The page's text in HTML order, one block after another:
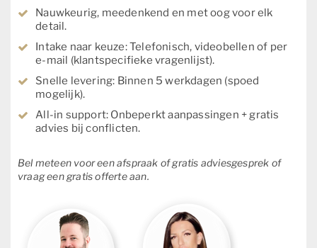
Nauwkeurig, meedenkend en met oog voor elk
detail.
Intake naar keuze: Telefonisch, videobellen of per
e-mail (klantspecifieke vragenlijst).
Snelle levering: Binnen 5 werkdagen (spoed
mogelijk).
All-in support: Onbeperkt aanpassingen + gratis
advies bij conflicten.
Bel meteen voor een afspraak of gratis adviesgesprek of
vraag een gratis offerte aan.